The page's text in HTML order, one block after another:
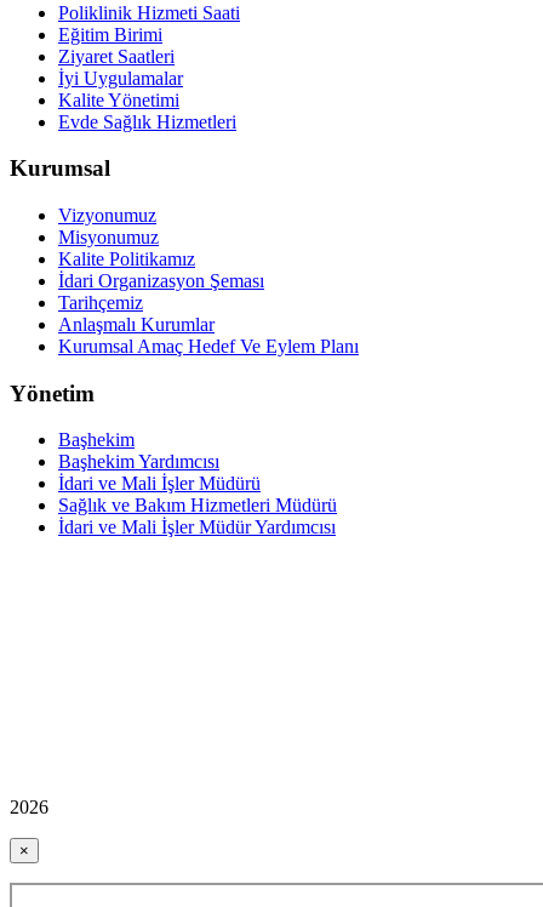
Poliklinik Hizmeti Saati
Eğitim Birimi
Ziyaret Saatleri
İyi Uygulamalar
Kalite Yönetimi
Evde Sağlık Hizmetleri
Kurumsal
Vizyonumuz
Misyonumuz
Kalite Politikamız
İdari Organizasyon Şeması
Tarihçemiz
Anlaşmalı Kurumlar
Kurumsal Amaç Hedef Ve Eylem Planı
Yönetim
Başhekim
Başhekim Yardımcısı
İdari ve Mali İşler Müdürü
Sağlık ve Bakım Hizmetleri Müdürü
İdari ve Mali İşler Müdür Yardımcısı
2026
×